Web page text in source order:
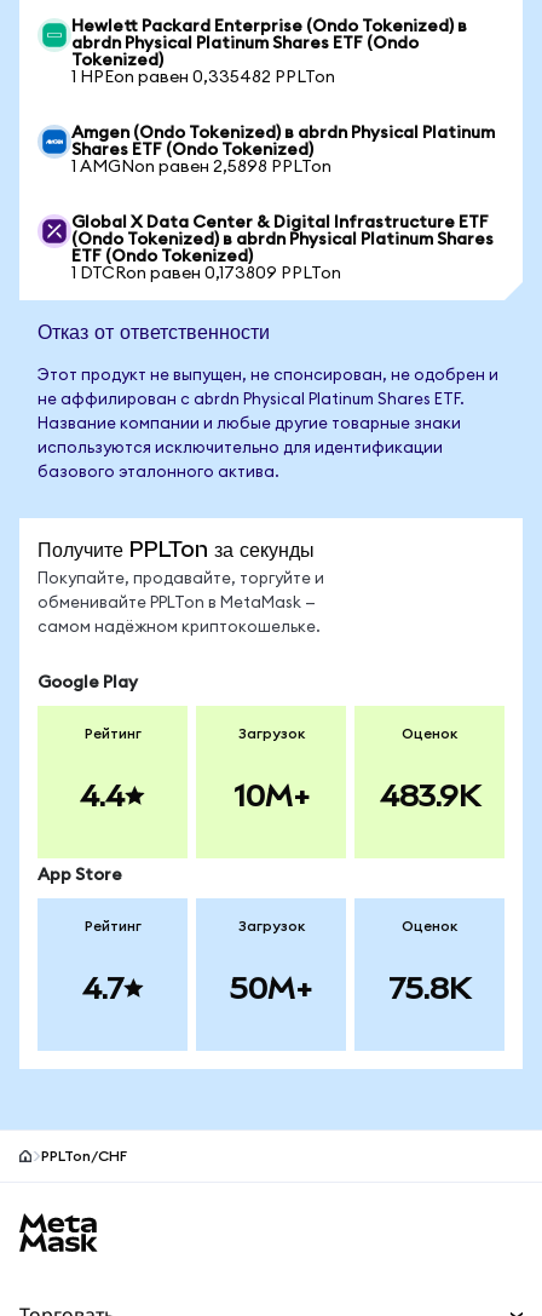
Hewlett Packard Enterprise (Ondo Tokenized) в
abrdn Physical Platinum Shares ETF (Ondo
Tokenized)
1 HPEon равен 0,335482 PPLTon
Amgen (Ondo Tokenized) в abrdn Physical Platinum
Shares ETF (Ondo Tokenized)
1 AMGNon равен 2,5898 PPLTon
Global X Data Center & Digital Infrastructure ETF
(Ondo Tokenized) в abrdn Physical Platinum Shares
ETF (Ondo Tokenized)
1 DTCRon равен 0,173809 PPLTon
Отказ от ответственности
Этот продукт не выпущен, не спонсирован, не одобрен и
не аффилирован с abrdn Physical Platinum Shares ETF.
Название компании и любые другие товарные знаки
используются исключительно для идентификации
базового эталонного актива.
Получите PPLTon за секунды
Покупайте, продавайте, торгуйте и
обменивайте PPLTon в MetaMask —
самом надёжном криптокошельке.
Google Play
Рейтинг
4.4
Загрузок
10M+
Оценок
483.9K
App Store
Рейтинг
4.7
Загрузок
50M+
Оценок
75.8K
PPLTon/CHF